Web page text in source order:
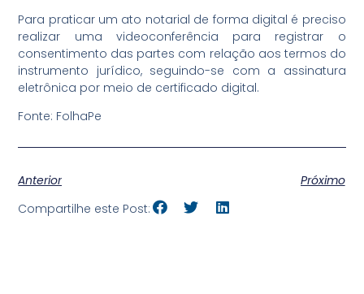
Para praticar um ato notarial de forma digital é preciso
realizar uma videoconferência para registrar o
consentimento das partes com relação aos termos do
instrumento jurídico, seguindo-se com a assinatura
eletrônica por meio de certificado digital.
Fonte: FolhaPe
Anterior
Próximo
Compartilhe este Post: